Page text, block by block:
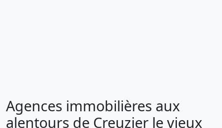
Agences immobilières aux
alentours de Creuzier le vieux